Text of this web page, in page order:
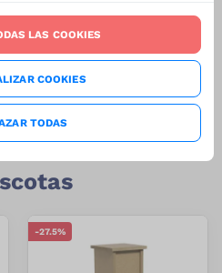
Productos para
-27.5%
TODAS
COOKIES
LAS COOKIES